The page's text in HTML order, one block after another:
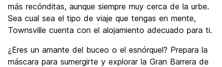
más recónditas, aunque siempre muy cerca de la urbe.
Sea cual sea el tipo de viaje que tengas en mente,
Townsville cuenta con el alojamiento adecuado para ti.
¿Eres un amante del buceo o el esnórquel? Prepara la
máscara para sumergirte y explorar la Gran Barrera de